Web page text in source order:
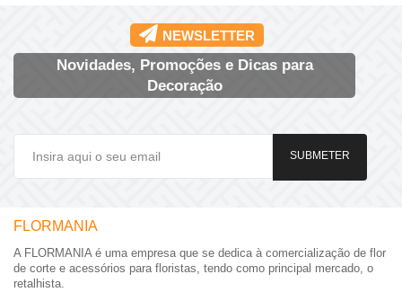
NEWSLETTER
Novidades, Promoções e Dicas para
Decoração
SUBMETER
FLORMANIA
A FLORMANIA é uma empresa que se dedica à comercialização de flor
de corte e acessórios para floristas, tendo como principal mercado, o
retalhista.